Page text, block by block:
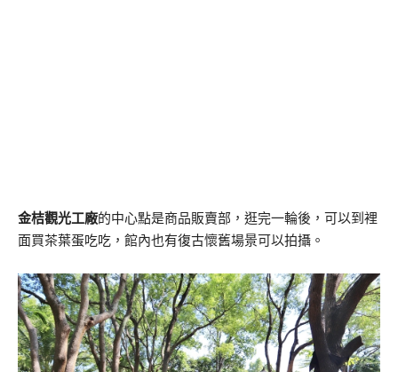
金桔觀光工廠的中心點是商品販賣部，逛完一輪後，可以到裡
面買茶葉蛋吃吃，館內也有復古懷舊場景可以拍攝。